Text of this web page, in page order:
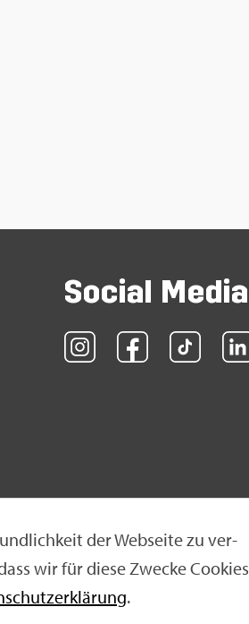
der Web­sei­te zu ver­
wir für diese Zwe­cke Coo­kies
.
So­ci­al Media
|Ne­ti­quet­te